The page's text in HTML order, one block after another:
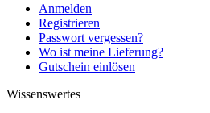
Anmelden
Registrieren
Passwort vergessen?
Wo ist meine Lieferung?
Gutschein einlösen
Wissenswertes